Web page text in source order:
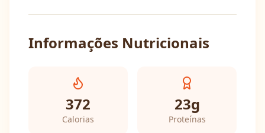
Informações Nutricionais
372
Calorias
23g
Proteínas